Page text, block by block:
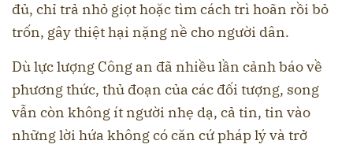
đủ, chỉ trả nhỏ giọt hoặc tìm cách trì hoãn rồi bỏ
trốn, gây thiệt hại nặng nề cho người dân.
Dù lực lượng Công an đã nhiều lần cảnh báo về
phương thức, thủ đoạn của các đối tượng, song
vẫn còn không ít người nhẹ dạ, cả tin, tin vào
những lời hứa không có căn cứ pháp lý và trở